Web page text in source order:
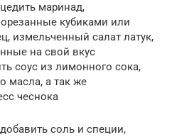
маринад,
кубиками или
измельченный салат латук,
на свой вкус
соус из лимонного сока,
масла, а так же
чеснока
соль и специи,